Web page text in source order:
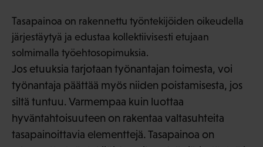
Tasapainoa on rakennettu työntekijöiden oikeudella
järjestäytyä ja edustaa kollektiivisesti etujaan
solmimalla työehtosopimuksia.
Jos etuuksia tarjotaan työnantajan toimesta, voi
työnantaja päättää myös niiden poistamisesta, jos
siltä tuntuu. Varmempaa kuin luottaa
hyväntahtoisuuteen on rakentaa valtasuhteita
tasapainoittavia elementtejä. Tasapainoa on